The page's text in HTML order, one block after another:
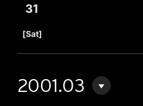
31
[Sat]
2001.03